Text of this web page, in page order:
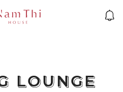
LOUNGE
LOUNGE